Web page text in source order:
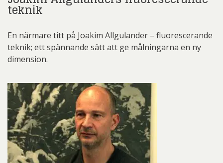
teknik
En närmare titt på Joakim Allgulander – fluorescerande
teknik; ett spännande sätt att ge målningarna en ny
dimension.